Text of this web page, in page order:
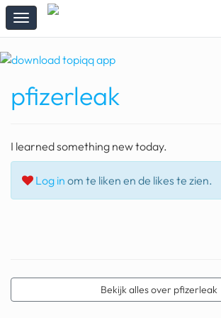
zie
topiqqs
#vandaag
Topiqqs Reacties
ark van noach
pokemon kaarten
groenland
pfizerleak
I learned something new today.
Log in om te liken en de likes te zien.
Bekijk alles over pfizerleak